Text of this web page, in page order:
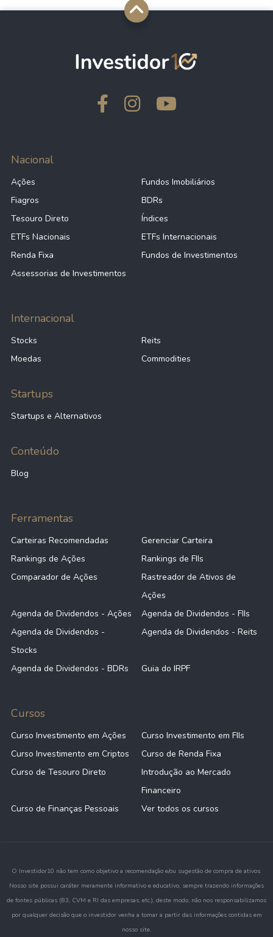
Nacional
Ações
Fundos Imobiliários
Fiagros
BDRs
Tesouro Direto
Índices
ETFs Nacionais
ETFs Internacionais
Renda Fixa
Fundos de Investimentos
Assessorias de Investimentos
Internacional
Stocks
Reits
Moedas
Commodities
Startups
Startups e Alternativos
Conteúdo
Blog
Ferramentas
Carteiras Recomendadas
Gerenciar Carteira
Rankings de Ações
Rankings de FIIs
Comparador de Ações
Rastreador de Ativos de
Ações
Agenda de Dividendos - Ações
Agenda de Dividendos - FIIs
Agenda de Dividendos -
Stocks
Agenda de Dividendos - Reits
Agenda de Dividendos - BDRs Guia do IRPF
Cursos
Curso Investimento em Ações
Curso Investimento em FIIs
Curso Investimento em Criptos
Curso de Renda Fixa
Curso de Tesouro Direto
Introdução ao Mercado
Financeiro
Curso de Finanças Pessoais
Ver todos os cursos
O Investidor10 não tem como objetivo a recomendação e/ou sugestão de compra de ativos.
Nosso site possui caráter meramente informativo e educativo, sempre trazendo informações
de fontes públicas (B3, CVM e RI das empresas, etc.), deste modo, não nos responsabilizamos
por qualquer decisão que o investidor venha a tomar a partir das informações contidas em
nosso site.